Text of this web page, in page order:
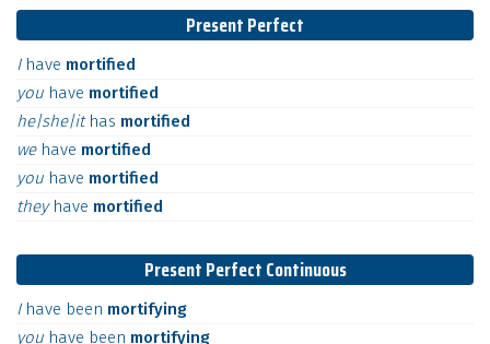
Present Perfect
I have mortified
you have mortified
he|she|it has mortified
we have mortified
you have mortified
they have mortified
Present Perfect Continuous
I have been mortifying
you have been mortifying